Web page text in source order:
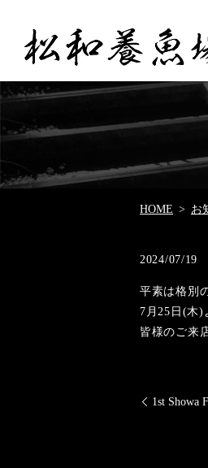
HOME お
2024/07/19
平素は格別
7月25日(木)
皆様のご来
1st Showa